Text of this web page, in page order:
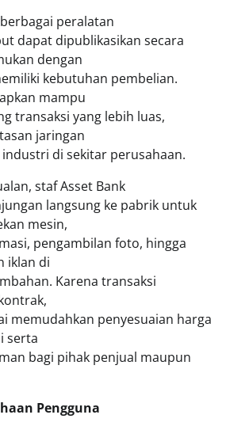
peralatan
dapat dipublikasikan secara
dengan
kebutuhan pembelian.
mampu
transaksi yang lebih luas,
jaringan
di sekitar perusahaan.
staf Asset Bank
langsung ke pabrik untuk
mesin,
pengambilan foto, hingga
iklan di
Karena transaksi
memudahkan penyesuaian harga
serta
bagi pihak penjual maupun
Pengguna